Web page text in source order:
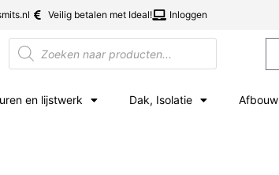
Veilig betalen met Ideal! Inloggen
en lijstwerk Dak, Isolatie Afbouw